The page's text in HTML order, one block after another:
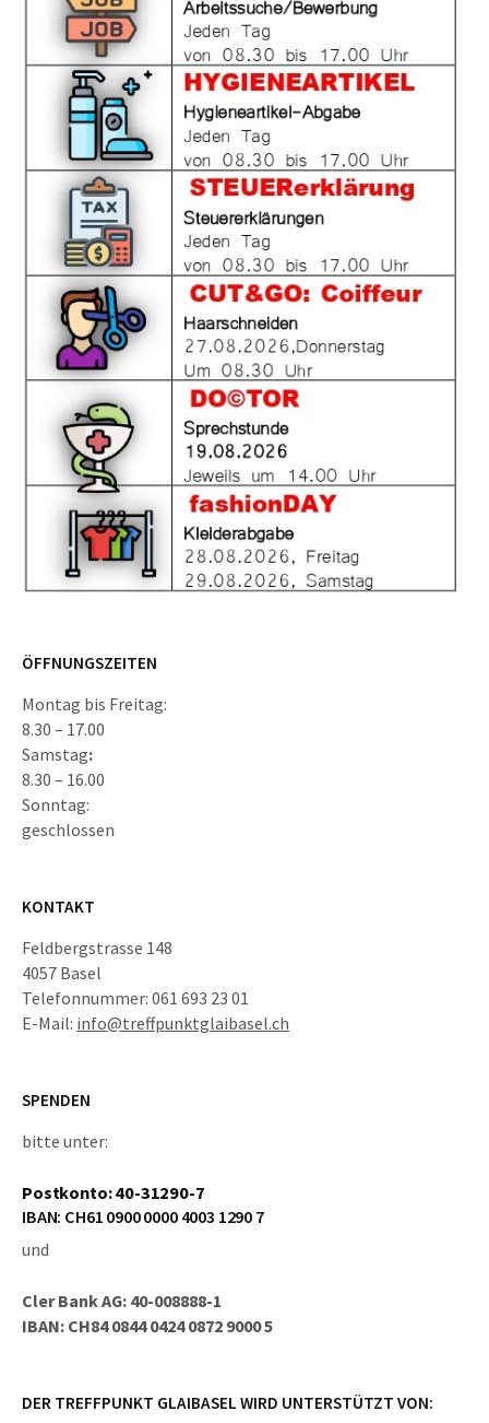
ÖFFNUNGSZEITEN
Montag bis Freitag:
8.30 – 17.00
Samstag:
8.30 – 16.00
Sonntag:
geschlossen
KONTAKT
Feldbergstrasse 148
4057 Basel
Telefonnummer: 061 693 23 01
E-Mail: info@treffpunktglaibasel.ch
SPENDEN
bitte unter:
Postkonto: 40-31290-7
IBAN: CH61 0900 0000 4003 1290 7
und
Cler Bank AG: 40-008888-1
IBAN: CH84 0844 0424 0872 9000 5
DER TREFFPUNKT GLAIBASEL WIRD UNTERSTÜTZT VON: